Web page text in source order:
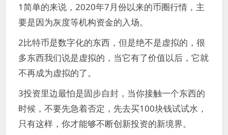
1简单的来说，2020年7月份以来的币圈行情，主
要是因为灰度等机构资金的入场。
2比特币是数字化的东西，但是绝不是虚拟的，很
多东西我们说是虚拟的，当它有了价值以后，它就
不再成为虚拟的了。
3投资里边最怕是固步自封，当你接触一个东西的
时候，不要先急着否定，先去买100块钱试试水，
只有这样，你才能够不断创新投资的新境界。